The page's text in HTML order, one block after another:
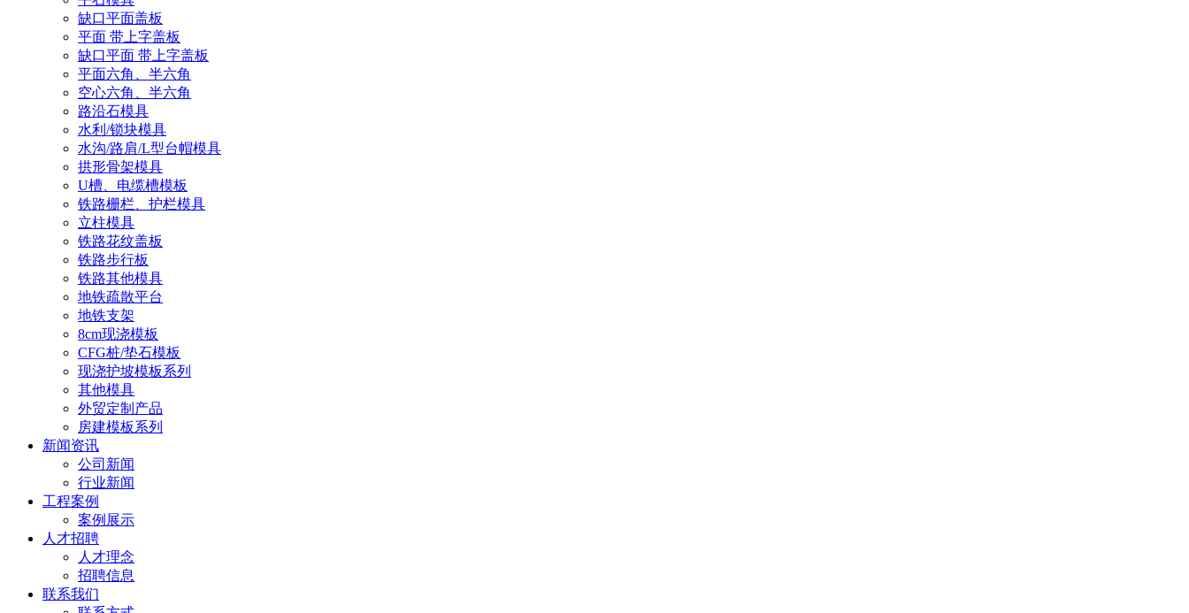
缺口平面盖板
平面 带上字盖板
缺口平面 带上字盖板
平面六角、半六角
空心六角、半六角
路沿石模具
水利/锁块模具
水沟/路肩/L型台帽模具
拱形骨架模具
U槽、电缆槽模板
铁路栅栏、护栏模具
立柱模具
铁路花纹盖板
铁路步行板
铁路其他模具
地铁疏散平台
地铁支架
8cm现浇模板
CFG桩/垫石模板
现浇护坡模板系列
其他模具
外贸定制产品
房建模板系列
新闻资讯
公司新闻
行业新闻
工程案例
案例展示
人才招聘
人才理念
招聘信息
联系我们